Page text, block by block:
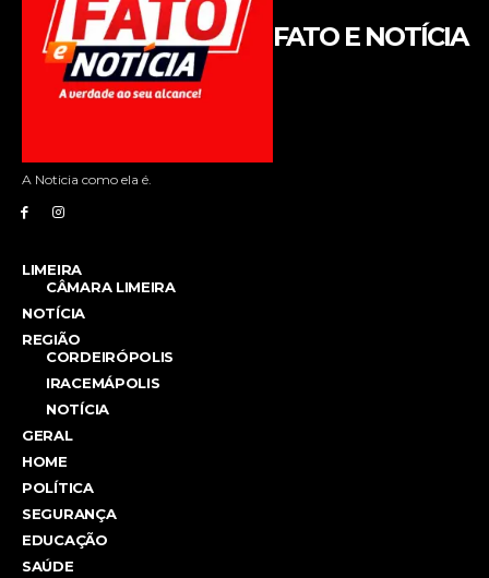
FATO E NOTÍCIA
A Noticia como ela é.
LIMEIRA
CÂMARA LIMEIRA
NOTÍCIA
REGIÃO
CORDEIRÓPOLIS
IRACEMÁPOLIS
NOTÍCIA
GERAL
HOME
POLÍTICA
SEGURANÇA
EDUCAÇÃO
SAÚDE